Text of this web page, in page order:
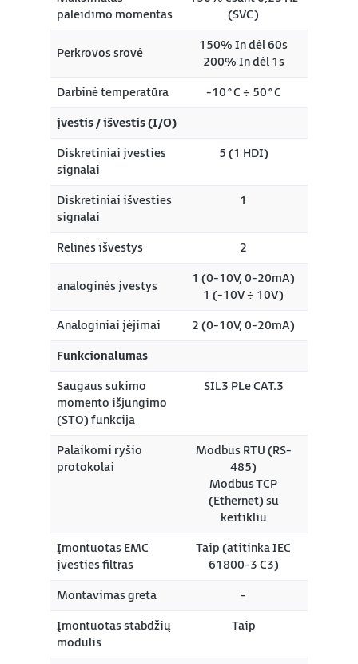
paleidimo momentas
(SVC)
Perkrovos srovė
150% In dėl 60s
200% In dėl 1s
Darbinė temperatūra
-10°C ÷ 50°C
įvestis / išvestis (I/O)
Diskretiniai įvesties
signalai
5 (1 HDI)
Diskretiniai išvesties
signalai
1
Relinės išvestys 2
analoginės įvestys
1 (0-10V, 0-20mA)
1 (-10V ÷ 10V)
Analoginiai įėjimai
2 (0-10V, 0-20mA)
Funkcionalumas
Saugaus sukimo
momento išjungimo
(STO) funkcija
SIL3 PLe CAT.3
Palaikomi ryšio
protokolai
Modbus RTU (RS-
485)
Modbus TCP
(Ethernet) su
keitikliu
Įmontuotas EMC
įvesties filtras
Taip (atitinka IEC
61800-3 C3)
Montavimas greta
-
Įmontuotas stabdžių
modulis
Taip